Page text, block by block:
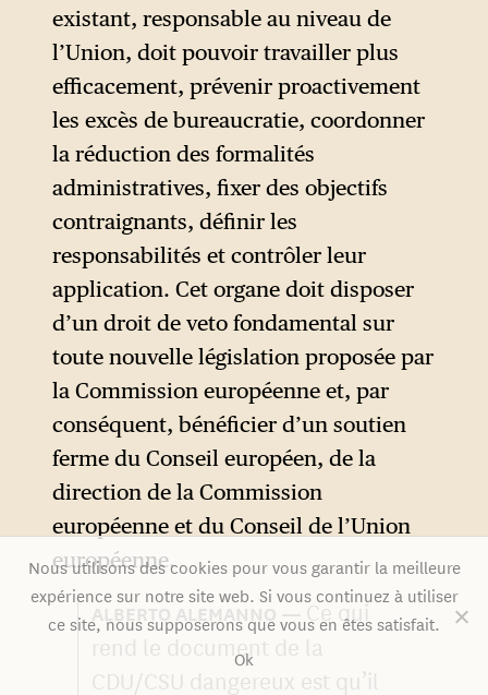
existant, responsable au niveau de
l’Union, doit pouvoir travailler plus
efficacement, prévenir proactivement
les excès de bureaucratie, coordonner
la réduction des formalités
administratives, fixer des objectifs
contraignants, définir les
responsabilités et contrôler leur
application. Cet organe doit disposer
d’un droit de veto fondamental sur
toute nouvelle législation proposée par
la Commission européenne et, par
conséquent, bénéficier d’un soutien
ferme du Conseil européen, de la
direction de la Commission
européenne et du Conseil de l’Union
européenne.
ALBERTO ALEMANNO
Ce qui
rend le document de la
CDU/CSU dangereux est qu’il
Nous utilisons des cookies pour vous garantir la meilleure
expérience sur notre site web. Si vous continuez à utiliser
ce site, nous supposerons que vous en êtes satisfait.
Ok